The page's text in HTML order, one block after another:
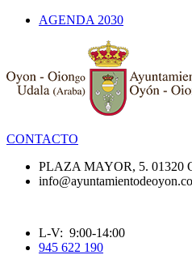
AGENDA 2030
CONTACTO
PLAZA MAYOR, 5. 01320
L-V: 9:00-14:00
945 622 190